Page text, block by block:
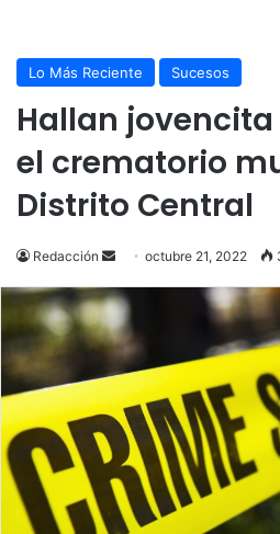
Lo Más Reciente Sucesos
Hallan
el crematorio
Distrito Central
Redacción
Send
email
octubre 21, 2022